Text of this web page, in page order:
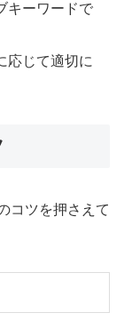
キーワードで
応じて適切に
コツを押さえて